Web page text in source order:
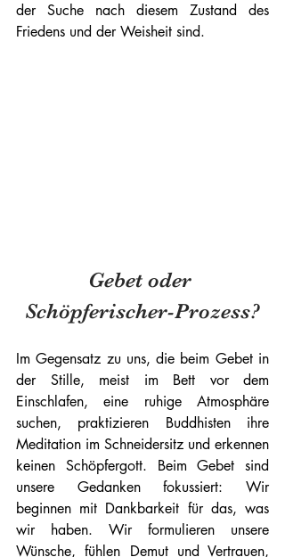
der Suche nach diesem Zustand des
Friedens und der Weisheit sind.
Gebet oder
Schöpferischer-Prozess?
Im Gegensatz zu uns, die beim Gebet in
der Stille, meist im Bett vor dem
Einschlafen, eine ruhige Atmosphäre
suchen, praktizieren Buddhisten ihre
Meditation im Schneidersitz und erkennen
keinen Schöpfergott. Beim Gebet sind
unsere Gedanken fokussiert: Wir
beginnen mit Dankbarkeit für das, was
wir haben. Wir formulieren unsere
Wünsche, fühlen Demut und Vertrauen,